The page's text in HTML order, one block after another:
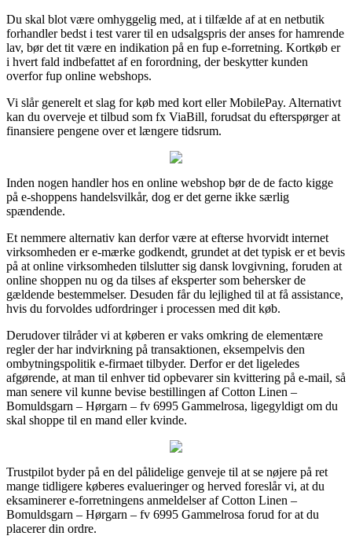
Du skal blot være omhyggelig med, at i tilfælde af at en netbutik
forhandler bedst i test varer til en udsalgspris der anses for hamrende
lav, bør det tit være en indikation på en fup e-forretning. Kortkøb er
i hvert fald indbefattet af en forordning, der beskytter kunden
overfor fup online webshops.
Vi slår generelt et slag for køb med kort eller MobilePay. Alternativt
kan du overveje et tilbud som fx ViaBill, forudsat du efterspørger at
finansiere pengene over et længere tidsrum.
Inden nogen handler hos en online webshop bør de de facto kigge
på e-shoppens handelsvilkår, dog er det gerne ikke særlig
spændende.
Et nemmere alternativ kan derfor være at efterse hvorvidt internet
virksomheden er e-mærke godkendt, grundet at det typisk er et bevis
på at online virksomheden tilslutter sig dansk lovgivning, foruden at
online shoppen nu og da tilses af eksperter som behersker de
gældende bestemmelser. Desuden får du lejlighed til at få assistance,
hvis du forvoldes udfordringer i processen med dit køb.
Derudover tilråder vi at køberen er vaks omkring de elementære
regler der har indvirkning på transaktionen, eksempelvis den
ombytningspolitik e-firmaet tilbyder. Derfor er det ligeledes
afgørende, at man til enhver tid opbevarer sin kvittering på e-mail, så
man senere vil kunne bevise bestillingen af Cotton Linen –
Bomuldsgarn – Hørgarn – fv 6995 Gammelrosa, ligegyldigt om du
skal shoppe til en mand eller kvinde.
Trustpilot byder på en del pålidelige genveje til at se nøjere på ret
mange tidligere køberes evalueringer og herved foreslår vi, at du
eksaminerer e-forretningens anmeldelser af Cotton Linen –
Bomuldsgarn – Hørgarn – fv 6995 Gammelrosa forud for at du
placerer din ordre.